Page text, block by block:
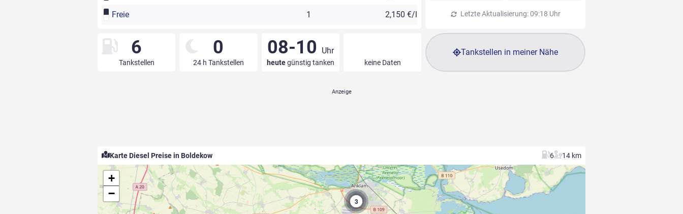
Freie 1 2,150 €/l Letzte Aktualisierung: 09:18 Uhr
6
Tankstellen
0
24 h Tankstellen
08-10 Uhr
heutegünstig tanken keine Daten
Tankstellen in meiner Nähe
Karte Diesel Preise in Boldekow 6 14 km
3
+
−